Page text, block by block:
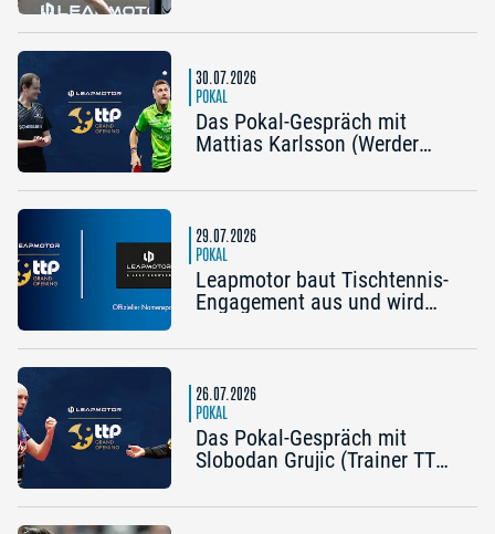
Tickets zum Preis von zwei
30.07.2026
POKAL
Das Pokal-Gespräch mit
Mattias Karlsson (Werder
(Trainer TTC Schwalbe
die frühe Chance auf etwas
Besonderes“
29.07.2026
POKAL
Leapmotor baut Tischtennis-
Engagement aus und wird
Grand Opening 2026 in
26.07.2026
POKAL
Das Pokal-Gespräch mit
Slobodan Grujic (Trainer TTC
Bad Homburg) und Daniel